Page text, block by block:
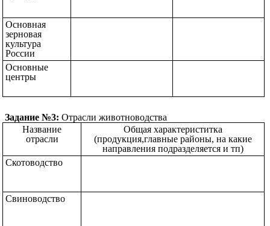
Основная
зерновая
культура
России
Основные
центры
Задание №3: Отрасли животноводства
Название
отрасли
Общая характериститка
(продукция,главные районы, на какие
направления подразделяется и тп)
Скотоводство
Свиноводство